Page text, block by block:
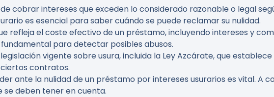
cobrar intereses que exceden lo considerado razonable o legal
es esencial para saber cuándo se puede reclamar su nulidad.
refleja el coste efectivo de un préstamo, incluyendo intereses y
para detectar posibles abusos.
vigente sobre usura, incluida la Ley Azcárate, que
contratos.
ante la nulidad de un préstamo por intereses usurarios es vital. A
se deben tener en cuenta.